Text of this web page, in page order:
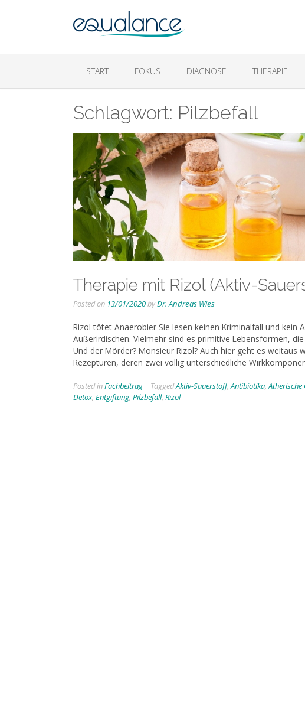
START FOKUS DIAGNOSE THERAPIE
Schlagwort: Pilzbefall
Therapie mit Rizol (Aktiv-
Posted on 13/01/2020byDr. Andreas Wies
Rizol tötet Anaerobier Sie lesen keinen Kriminalfall und kein
Außerirdischen. Vielmehr sind es primitive Lebensformen,
Und der Mörder? Monsieur Rizol? Auch hier geht es
Rezepturen, deren zwei völlig unterschiedliche
Posted inFachbeitrag TaggedAktiv-Sauerstoff,Antibiotika,Ätherische
Detox, Entgiftung, Pilzbefall, Rizol